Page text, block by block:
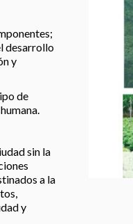
desarrollo
y
de
sin la
a la
y